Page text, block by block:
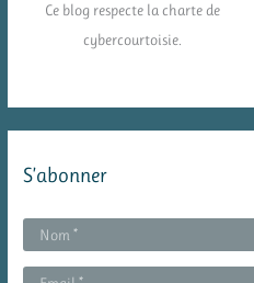
Ce blog respecte la charte de
cybercourtoisie.
S’abonner